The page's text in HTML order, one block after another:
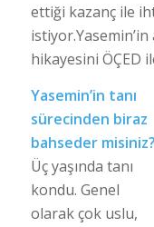
ettiği kazanç ile
istiyor.Yasemin’in
hikayesini ÖÇED
Yasemin’in tanı
sürecinden biraz
bahseder misiniz?
Üç yaşında tanı
kondu. Genel
olarak çok uslu,